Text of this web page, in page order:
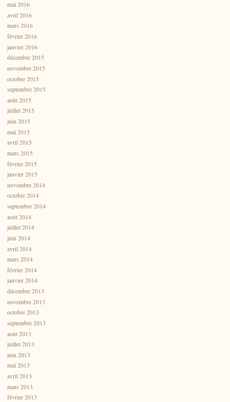
mai 2016
avril 2016
mars 2016
février 2016
janvier 2016
décembre 2015
novembre 2015
octobre 2015
septembre 2015
août 2015
juillet 2015
juin 2015
mai 2015
avril 2015
mars 2015
février 2015
janvier 2015
novembre 2014
octobre 2014
septembre 2014
août 2014
juillet 2014
juin 2014
avril 2014
mars 2014
février 2014
janvier 2014
décembre 2013
novembre 2013
octobre 2013
septembre 2013
août 2013
juillet 2013
juin 2013
mai 2013
avril 2013
mars 2013
février 2013